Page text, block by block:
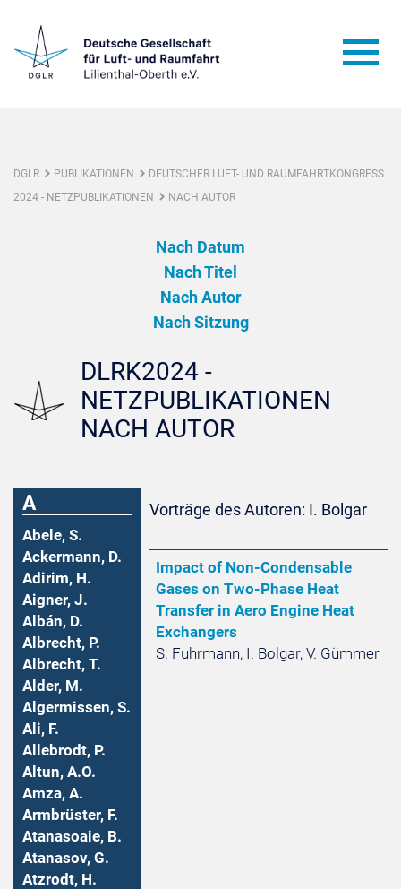
DGLR PUBLIKATIONEN
DEUTSCHER LUFT- UND RAUMFAHRTKONGRESS
2024 - NETZPUBLIKATIONEN
NACH AUTOR
Nach Datum
Nach Titel
Nach Autor
Nach Sitzung
DLRK2024 -
NETZPUBLIKATIONEN
NACH AUTOR
A
Abele, S.
Ackermann, D.
Adirim, H.
Aigner, J.
Albán, D.
Albrecht, P.
Albrecht, T.
Alder, M.
Algermissen, S.
Ali, F.
Allebrodt, P.
Altun, A.O.
Amza, A.
Armbrüster, F.
Atanasoaie, B.
Atanasov, G.
Atzrodt, H.
Vorträge des Autoren: I. Bolgar
Impact of Non-Condensable
Gases on Two-Phase Heat
Transfer in Aero Engine Heat
Exchangers
S. Fuhrmann, I. Bolgar, V. Gümmer